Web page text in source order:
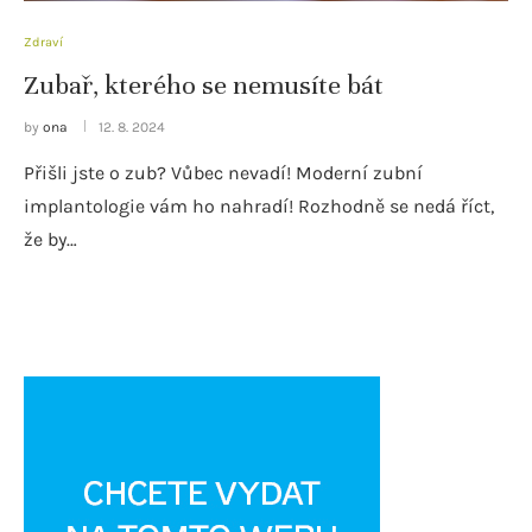
Zdraví
Zubař, kterého se nemusíte bát
by ona 12. 8. 2024
Přišli jste o zub? Vůbec nevadí! Moderní zubní
implantologie vám ho nahradí! Rozhodně se nedá říct,
že by…